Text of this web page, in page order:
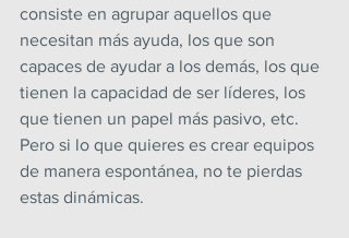
consiste en agrupar aquellos que
necesitan más ayuda, los que son
capaces de ayudar a los demás, los que
tienen la capacidad de ser líderes, los
que tienen un papel más pasivo, etc.
Pero si lo que quieres es crear equipos
de manera espontánea, no te pierdas
estas dinámicas.